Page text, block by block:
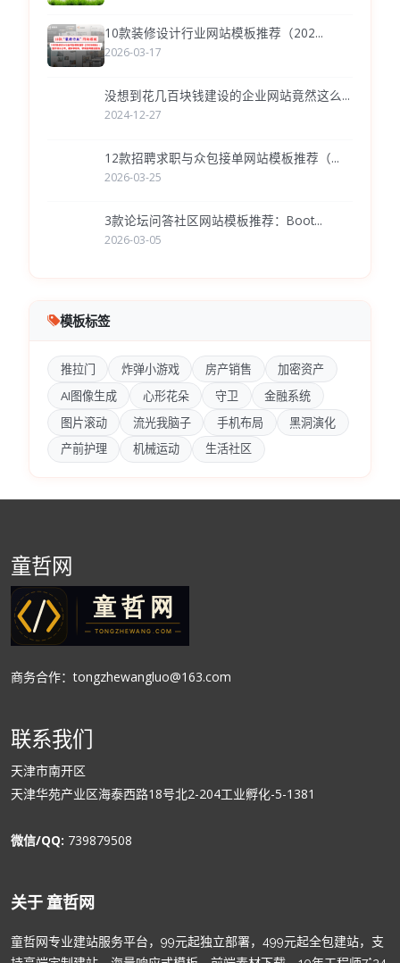
10款装修设计行业网站模板推荐（202...
2026-03-17
没想到花几百块钱建设的企业网站竟然这么...
2024-12-27
12款招聘求职与众包接单网站模板推荐（...
2026-03-25
3款论坛问答社区网站模板推荐：Boot...
2026-03-05
模板标签
推拉门 炸弹小游戏 房产销售
加密资产
AI图像生成
心形花朵 守卫
金融系统
图片滚动
流光我脑子 手机布局
黑洞演化
产前护理
机械运动 生活社区
童哲网
商务合作：tongzhewangluo@163.com
联系我们
天津市南开区
天津华苑产业区海泰西路18号北2-204工业孵化-5-1381
微信/QQ: 739879508
关于 童哲网
童哲网专业建站服务平台，99元起独立部署，499元起全包建站，支